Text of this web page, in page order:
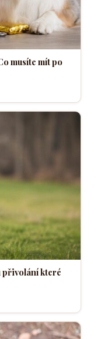
musíte mít po
přivolání které